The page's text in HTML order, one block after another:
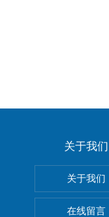
关于我们
关于我们
在线留言